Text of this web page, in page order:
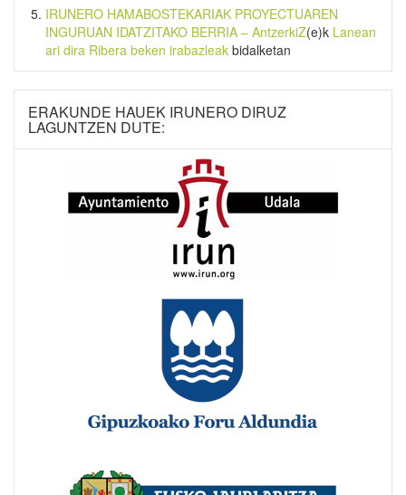
IRUNERO HAMABOSTEKARIAK PROYECTUAREN
INGURUAN IDATZITAKO BERRIA – AntzerkiZ(e)k Lanean
ari dira Ribera beken irabazleak bidalketan
ERAKUNDE HAUEK IRUNERO DIRUZ
LAGUNTZEN DUTE: